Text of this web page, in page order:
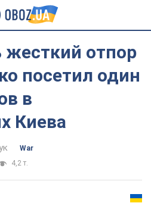
жесткий отпор
посетил один
в
Киева
War
4,2 т.